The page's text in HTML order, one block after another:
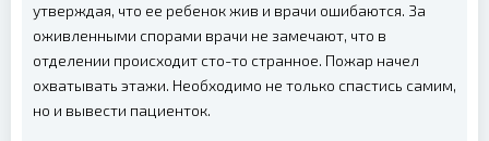
утверждая, что ее ребенок жив и врачи ошибаются. За
оживленными спорами врачи не замечают, что в
отделении происходит сто-то странное. Пожар начел
охватывать этажи. Необходимо не только спастись самим,
но и вывести пациенток.